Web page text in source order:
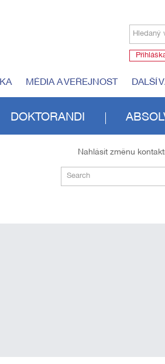
Hledaný
MÉDIA A VEŘEJNOST DALŠÍ
DOKTORANDI
Nahlásit změnu
Search